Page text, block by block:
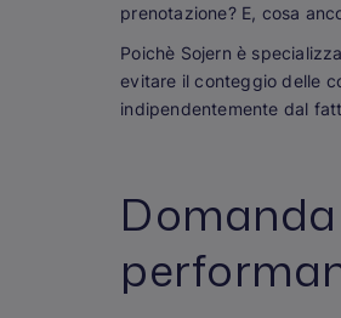
prenotazione? E, cosa
Poichè Sojern è
evitare il conteggio delle
indipendentemente dal